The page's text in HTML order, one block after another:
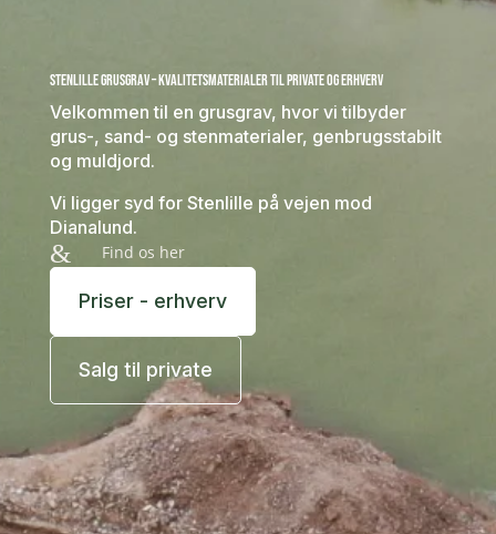
Stenlille Grusgrav – Kvalitetsmaterialer til private og erhverv
Velkommen til en grusgrav, hvor vi tilbyder
grus-, sand- og stenmaterialer, genbrugsstabilt
og muldjord.
Vi ligger syd for Stenlille på vejen mod
Dianalund.
& Find os her
Priser - erhverv
Salg til private